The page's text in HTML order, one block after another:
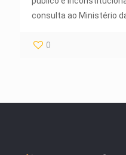
consulta ao Ministério
0